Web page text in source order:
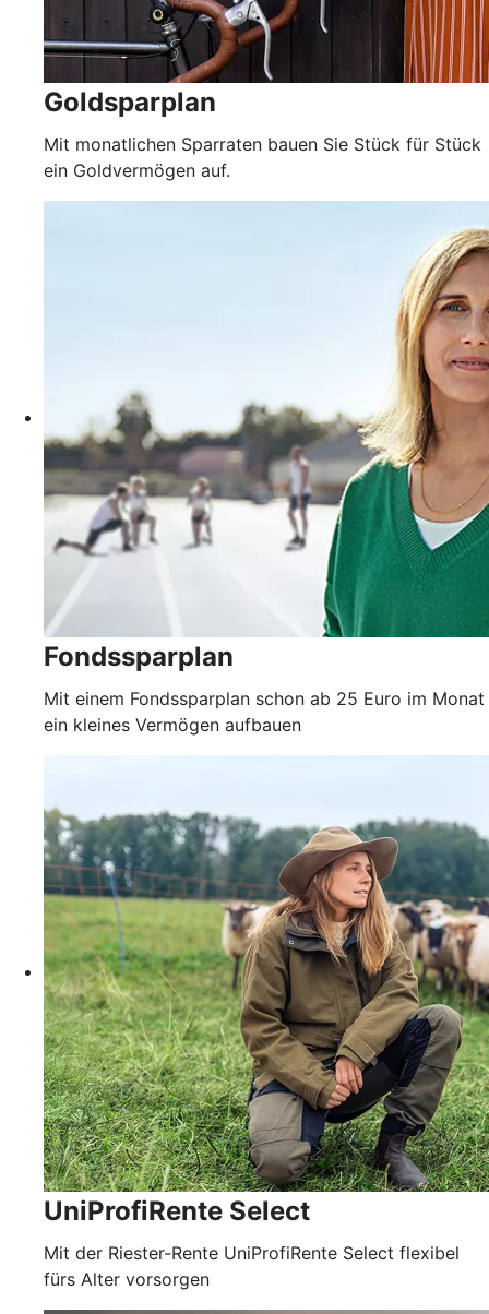
Goldsparplan
Mit monatlichen Sparraten bauen Sie Stück für Stück
ein Goldvermögen auf.
Fondssparplan
Mit einem Fondssparplan schon ab 25 Euro im Monat
ein kleines Vermögen aufbauen
UniProfiRente Select
Mit der Riester-Rente UniProfiRente Select flexibel
fürs Alter vorsorgen